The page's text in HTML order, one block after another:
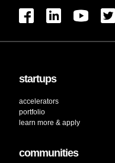
startups
accelerators
portfolio
learn more & apply
communities